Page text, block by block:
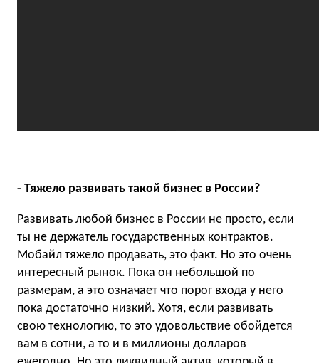
- Тяжело развивать такой бизнес в России?
Развивать любой бизнес в России не просто, если
ты не держатель государственных контрактов.
Мобайл тяжело продавать, это факт. Но это очень
интересный рынок. Пока он небольшой по
размерам, а это означает что порог входа у него
пока достаточно низкий. Хотя, если развивать
свою технологию, то это удовольствие обойдется
вам в сотни, а то и в миллионы долларов